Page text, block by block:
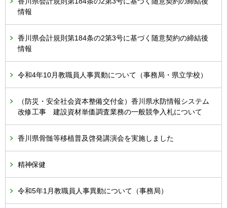
情報
香川県会計規則第184条の2第3号に基づく随意契約の締結後
情報
令和4年10月教職員人事異動について（事務局・県立学校）
（防災・安全社会資本整備交付金）香川県水防情報システム
改修工事 建設資材単価調査業務の一般競争入札について
香川県骨髄等移植普及啓発講演会を実施しました
精神保健
令和5年1月教職員人事異動について（事務局）